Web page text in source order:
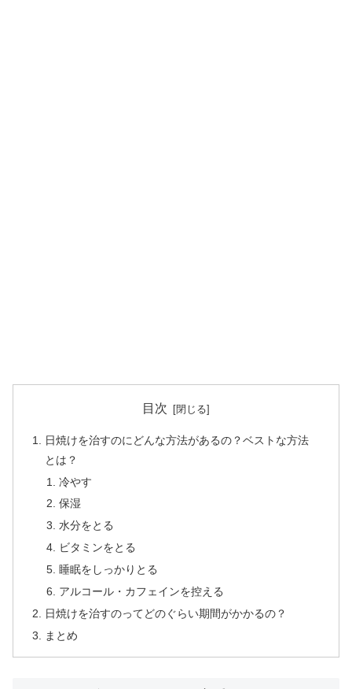
目次
日焼けを治すのにどんな方法があるの？ベストな方法
とは？
冷やす
保湿
水分をとる
ビタミンをとる
睡眠をしっかりとる
アルコール・カフェインを控える
日焼けを治すのってどのぐらい期間がかかるの？
まとめ